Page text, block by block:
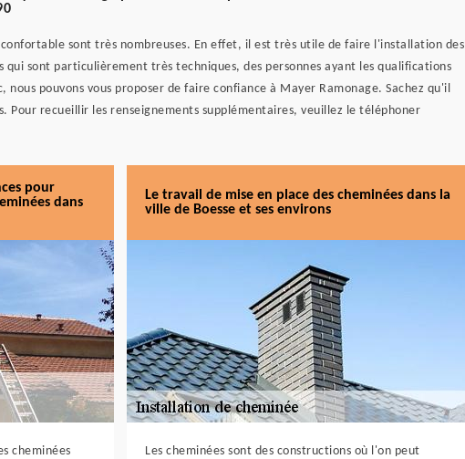
sont très nombreuses. En effet, il est très utile de faire l'installation des
qui sont particulièrement très techniques, des personnes ayant les qualifications
pouvons vous proposer de faire confiance à Mayer Ramonage. Sachez qu'il
Pour recueillir les renseignements supplémentaires, veuillez le téléphoner
pour
dans
cheminées
Le travail de mise en place des cheminées dans la
ville de Boesse et ses environs
Les cheminées sont des constructions où l'on peut